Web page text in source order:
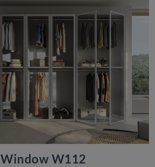
Window W112